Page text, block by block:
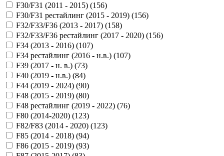
F30/F31 (2011 - 2015) (156)
F30/F31 рестайлинг (2015 - 2019) (156)
F32/F33/F36 (2013 - 2017) (158)
F32/F33/F36 рестайлинг (2017 - 2020) (156)
F34 (2013 - 2016) (107)
F34 рестайлинг (2016 - н.в.) (107)
F39 (2017 - н. в.) (73)
F40 (2019 - н.в.) (84)
F44 (2019 - 2024) (90)
F48 (2015 - 2019) (80)
F48 рестайлинг (2019 - 2022) (76)
F80 (2014-2020) (123)
F82/F83 (2014 - 2020) (123)
F85 (2014 - 2018) (94)
F86 (2015 - 2019) (93)